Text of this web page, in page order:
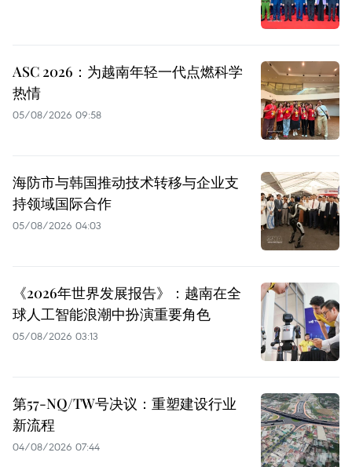
ASC 2026：为越南年轻一代点燃科学
热情
05/08/2026 09:58
海防市与韩国推动技术转移与企业支
持领域国际合作
05/08/2026 04:03
《2026年世界发展报告》：越南在全
球人工智能浪潮中扮演重要角色
05/08/2026 03:13
第57-NQ/TW号决议：重塑建设行业
新流程
04/08/2026 07:44